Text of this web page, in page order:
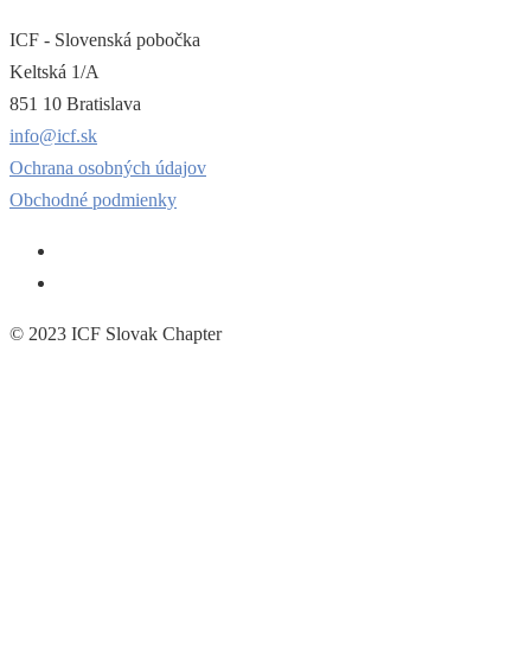
ICF - Slovenská pobočka
Keltská 1/A
851 10 Bratislava
info@icf.sk
Ochrana osobných údajov
Obchodné podmienky
© 2023 ICF Slovak Chapter